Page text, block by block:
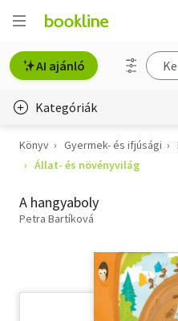
AI ajánló
Kategóriák
Életmód, egészség
Gyermek- és ifjúsági
Hobbi, szabadidő
Könyv Gyermek- és ifjúsági
Állat- és növényvilág
A hangyaboly
Petra Bartíková